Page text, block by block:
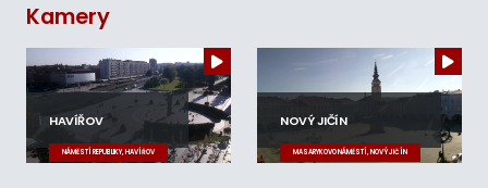
Kamery
HAVÍŘOV
NÁMĚSTÍ REPUBLIKY, HAVÍŘOV
NOVÝ JIČÍN
MASARYKOVO NÁMĚSTÍ, NOVÝ JIČÍN